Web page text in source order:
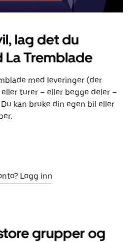
lag det du
Tremblade
med leveringer (der
turer – eller begge deler –
kan bruke din egen bil eller
Logg inn
grupper og